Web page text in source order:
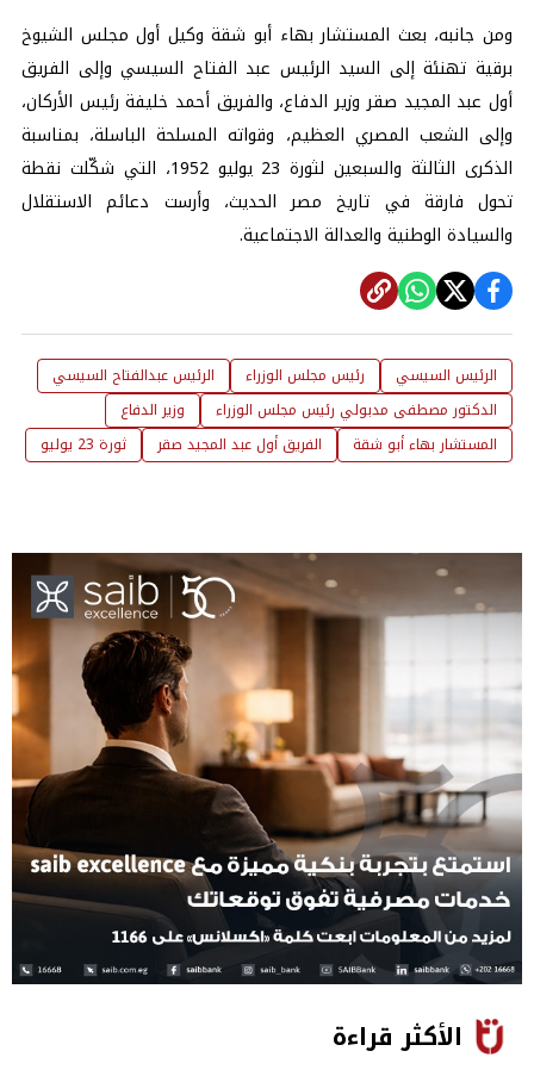
ومن جانبه، بعث المستشار بهاء أبو شقة وكيل أول مجلس الشيوخ
برقية تهنئة إلى السيد الرئيس عبد الفتاح السيسي وإلى الفريق
أول عبد المجيد صقر وزير الدفاع، والفريق أحمد خليفة رئيس الأركان،
وإلى الشعب المصري العظيم، وقواته المسلحة الباسلة، بمناسبة
الذكرى الثالثة والسبعين لثورة 23 يوليو 1952، التي شكّلت نقطة
تحول فارقة في تاريخ مصر الحديث، وأرست دعائم الاستقلال
والسيادة الوطنية والعدالة الاجتماعية.
الرئيس السيسي رئيس مجلس الوزراء
الرئيس عبدالفتاح السيسي
الدكتور مصطفى مدبولي رئيس مجلس الوزراء
وزير الدفاع
المستشار بهاء أبو شقة
الفريق أول عبد المجيد صقر ثورة 23 يوليو
الأكثر قراءة